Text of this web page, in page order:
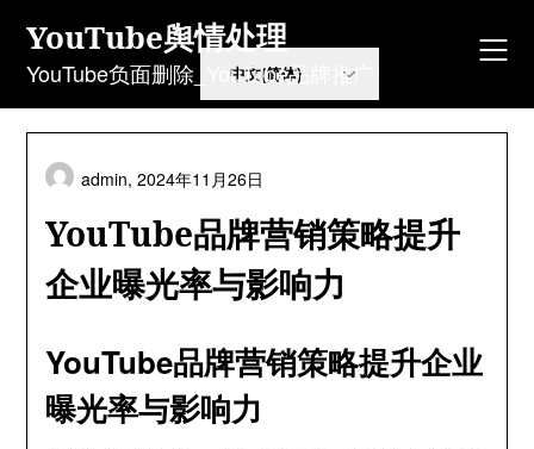
content
YouTube舆情处理
YouTube负面删除_YouTube品牌推广
YouTube品牌营销策略提升
企业曝光率与影响力
admin,2024年11月26日
YouTube品牌营销策略提升企业
曝光率与影响力